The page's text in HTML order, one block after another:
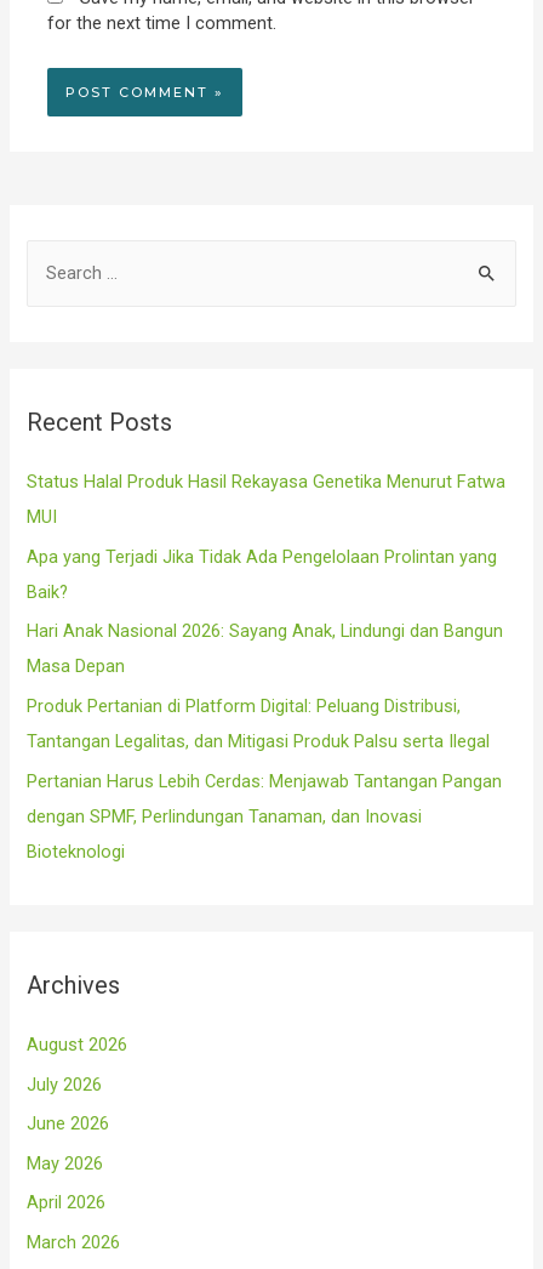
for the next time I comment.
h
Recent Posts
Status Halal Produk Hasil Rekayasa Genetika Menurut Fatwa
MUI
Apa yang Terjadi Jika Tidak Ada Pengelolaan Prolintan yang
Baik?
Hari Anak Nasional 2026: Sayang Anak, Lindungi dan Bangun
Masa Depan
Produk Pertanian di Platform Digital: Peluang Distribusi,
Tantangan Legalitas, dan Mitigasi Produk Palsu serta Ilegal
Pertanian Harus Lebih Cerdas: Menjawab Tantangan Pangan
dengan SPMF, Perlindungan Tanaman, dan Inovasi
Bioteknologi
Archives
August 2026
July 2026
June 2026
May 2026
April 2026
March 2026